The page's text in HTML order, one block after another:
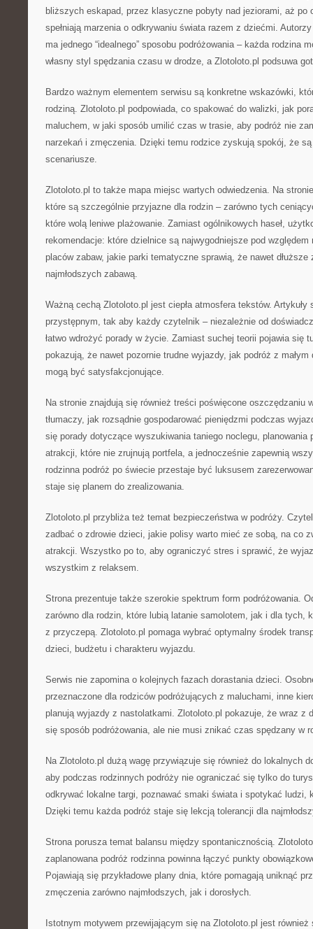
bliższych eskapad, przez klasyczne pobyty nad jeziorami, aż po
spełniają marzenia o odkrywaniu świata razem z dziećmi.
ma jednego “idealnego” sposobu podróżowania – każda rodzina
własny styl spędzania czasu w drodze, a Zlotoloto.pl podsuwa
Bardzo ważnym elementem serwisu są konkretne wskazówki,
rodziną. Zlotoloto.pl podpowiada, co spakować do walizki, jak
maluchem, w jaki sposób umilić czas w trasie, aby podróż nie
narzekań i zmęczenia. Dzięki temu rodzice zyskują spokój, że
scenariusze.
Zlotoloto.pl to także mapa miejsc wartych odwiedzenia. Na
które są szczególnie przyjazne dla rodzin – zarówno tych
które wolą leniwe plażowanie. Zamiast ogólnikowych haseł,
rekomendacje: które dzielnice są najwygodniejsze pod
placów zabaw, jakie parki tematyczne sprawią, że nawet dłuższe
najmłodszych zabawą.
Ważną cechą Zlotoloto.pl jest ciepła atmosfera tekstów. Artykuły
przystępnym, tak aby każdy czytelnik – niezależnie od
łatwo wdrożyć porady w życie. Zamiast suchej teorii pojawia się
pokazują, że nawet pozornie trudne wyjazdy, jak podróż z
mogą być satysfakcjonujące.
Na stronie znajdują się również treści poświęcone oszczędzaniu
tłumaczy, jak rozsądnie gospodarować pieniędzmi podczas
się porady dotyczące wyszukiwania taniego noclegu, planowania
atrakcji, które nie zrujnują portfela, a jednocześnie zapewnią
rodzinna podróż po świecie przestaje być luksusem
staje się planem do zrealizowania.
Zlotoloto.pl przybliża też temat bezpieczeństwa w podróży.
zadbać o zdrowie dzieci, jakie polisy warto mieć ze sobą, na co
atrakcji. Wszystko po to, aby ograniczyć stres i sprawić, że
wszystkim z relaksem.
Strona prezentuje także szerokie spektrum form podróżowania.
zarówno dla rodzin, które lubią latanie samolotem, jak i dla tych,
z przyczepą. Zlotoloto.pl pomaga wybrać optymalny środek
dzieci, budżetu i charakteru wyjazdu.
Serwis nie zapomina o kolejnych fazach dorastania dzieci.
przeznaczone dla rodziców podróżujących z maluchami, inne
planują wyjazdy z nastolatkami. Zlotoloto.pl pokazuje, że wraz z
się sposób podróżowania, ale nie musi znikać czas spędzany w
Na Zlotoloto.pl dużą wagę przywiązuje się również do lokalnych
aby podczas rodzinnych podróży nie ograniczać się tylko do
odkrywać lokalne targi, poznawać smaki świata i spotykać ludzi,
Dzięki temu każda podróż staje się lekcją tolerancji dla
Strona porusza temat balansu między spontanicznością.
zaplanowana podróż rodzinna powinna łączyć punkty
Pojawiają się przykładowe plany dnia, które pomagają uniknąć
zmęczenia zarówno najmłodszych, jak i dorosłych.
Istotnym motywem przewijającym się na Zlotoloto.pl jest również